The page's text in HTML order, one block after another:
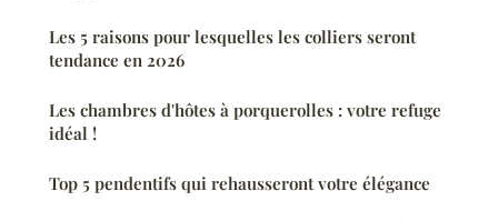
Les 5 raisons pour lesquelles les colliers seront
tendance en 2026
Les chambres d'hôtes à porquerolles : votre refuge
idéal !
Top 5 pendentifs qui rehausseront votre élégance